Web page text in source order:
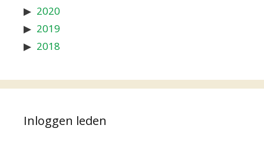
2020
2019
2018
Inloggen leden